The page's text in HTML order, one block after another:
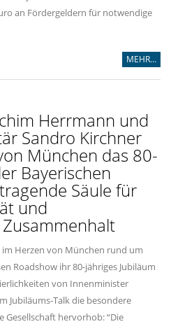
an Fördergeldern für notwendige
MEHR...
Herrmann und
Sandro Kirchner
München das 80-
Bayerischen
Säule für
und
im Herzen von München rund um
Roadshow ihr 80-jähriges Jubiläum
von Innenminister
Jubiläums-Talk die besondere
Gesellschaft hervorhob: “Die